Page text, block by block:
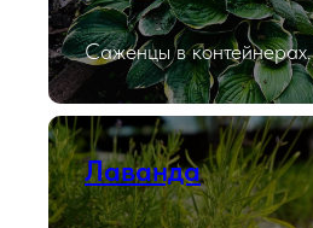
Саженцы в контейнерах.
Лаванда